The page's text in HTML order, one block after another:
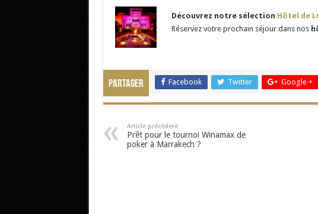
Découvrez notre sélection Hôtel de
Réservez votre prochain séjour dans nos
Partager Facebook Twitter Google +
Article précédent
Prêt pour le tournoi Winamax de
poker à Marrakech ?